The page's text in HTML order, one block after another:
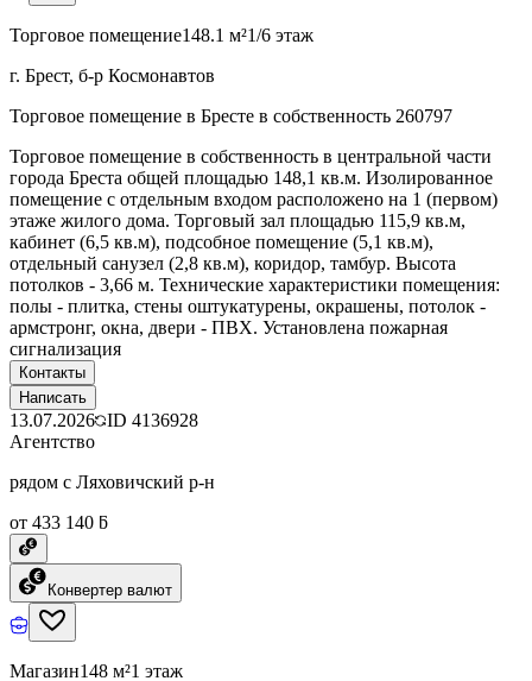
Торговое помещение148.1 м²1/6 этаж
г. Брест, б-р Космонавтов
Торговое помещение в Бресте в собственность 260797
Торговое помещение в собственность в центральной части
города Бреста общей площадью 148,1 кв.м. Изолированное
помещение с отдельным входом расположено на 1 (первом)
этаже жилого дома. Торговый зал площадью 115,9 кв.м,
кабинет (6,5 кв.м), подсобное помещение (5,1 кв.м),
отдельный санузел (2,8 кв.м), коридор, тамбур. Высота
потолков - 3,66 м. Технические характеристики помещения:
полы - плитка, стены оштукатурены, окрашены, потолок -
армстронг, окна, двери - ПВХ. Установлена пожарная
сигнализация
Контакты
Написать
13.07.2026 ID 4136928
Агентство
рядом с Ляховичский р-н
от 433 140 ƃ
Конвертер валют
Магазин148 м²1 этаж